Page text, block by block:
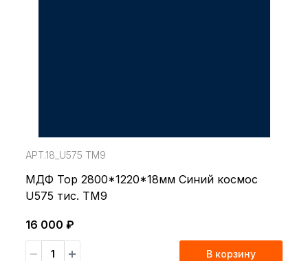
АРТ.18_U575 TM9
МДФ Top 2800*1220*18мм Синий космос
U575 тис. TM9
16 000 ₽
В корзину